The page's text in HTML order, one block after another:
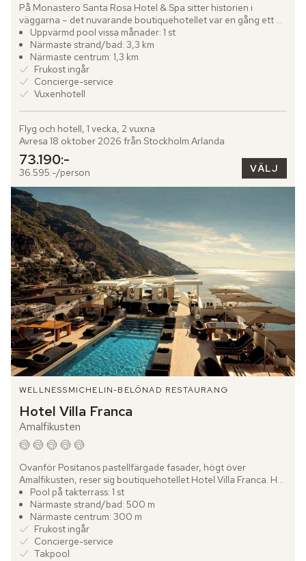
På Monastero Santa Rosa Hotel & Spa sitter historien i
väggarna – det nuvarande boutiquehotellet var en gång ett
vackert 1600-talskloster. Stenvalv, tunga träportar och svala...
Uppvärmd pool vissa månader: 1 st
Närmaste strand/bad: 3,3 km
Närmaste centrum: 1,3 km
Frukost ingår
Concierge-service
Vuxenhotell
Flyg och hotell, 1 vecka, 2 vuxna
Avresa 18 oktober 2026 från Stockholm Arlanda
73.190:-
36.595:-/person VÄLJ
WELLNESSMICHELIN-BELÖNAD RESTAURANG
Hotel Villa Franca
Amalfikusten
Ovanför Positanos pastellfärgade fasader, högt över
Amalfikusten, reser sig boutiquehotellet Hotel Villa Franca. Här
möts modern italiensk design, samtida konst och vidsträckta...
Pool på takterrass: 1 st
Närmaste strand/bad: 500 m
Närmaste centrum: 300 m
Frukost ingår
Concierge-service
Takpool